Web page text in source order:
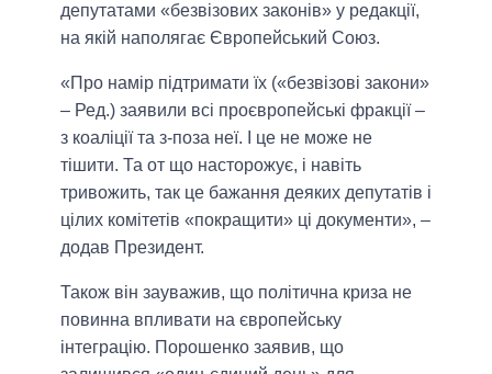
депутатами «безвізових законів» у редакції,
на якій наполягає Європейський Союз.
«Про намір підтримати їх («безвізові закони»
– Ред.) заявили всі проєвропейські фракції –
з коаліції та з-поза неї. І це не може не
тішити. Та от що насторожує, і навіть
тривожить, так це бажання деяких депутатів і
цілих комітетів «покращити» ці документи», –
додав Президент.
Також він зауважив, що політична криза не
повинна впливати на європейську
інтеграцію. Порошенко заявив, що